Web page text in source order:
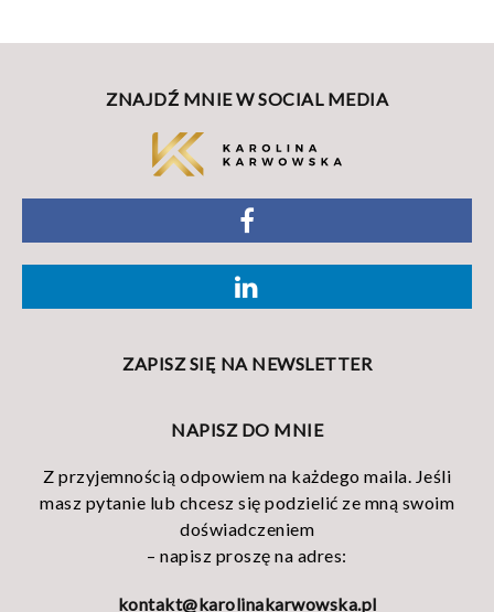
ZNAJDŹ MNIE W SOCIAL MEDIA
ZAPISZ SIĘ NA NEWSLETTER
NAPISZ DO MNIE
Z przyjemnością odpowiem na każdego maila. Jeśli
masz pytanie lub chcesz się podzielić ze mną swoim
doświadczeniem
– napisz proszę na adres:
kontakt@karolinakarwowska.pl